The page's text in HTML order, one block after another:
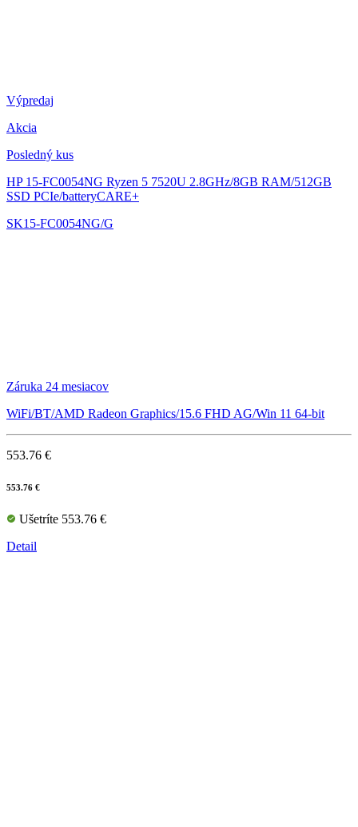
Výpredaj
Akcia
Posledný kus
HP 15-FC0054NG Ryzen 5 7520U 2.8GHz/8GB RAM/512GB
SSD PCIe/batteryCARE+
SK15-FC0054NG/G
Záruka 24 mesiacov
WiFi/BT/AMD Radeon Graphics/15.6 FHD AG/Win 11 64-bit
553.76 €
553.76 €
Ušetríte 553.76 €
Detail